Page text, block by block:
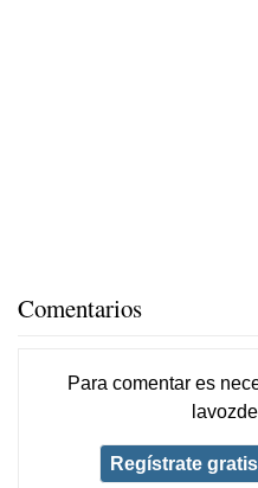
Comentarios
Para comentar es
Regístrate gratis